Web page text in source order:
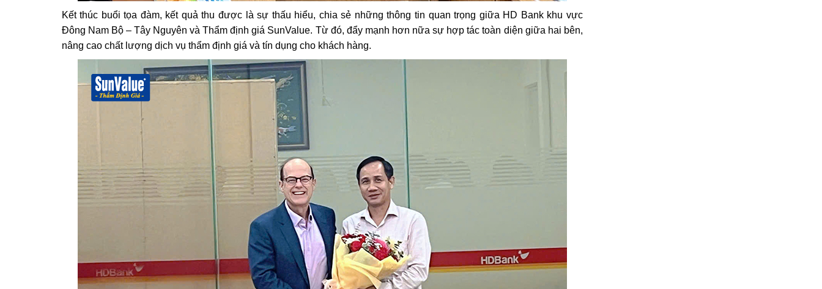
Kết thúc buổi tọa đàm, kết quả thu được là sự thấu hiểu, chia sẻ những thông tin quan trọng giữa HD Bank khu vực
Đông Nam Bộ – Tây Nguyên và Thẩm định giá SunValue. Từ đó, đẩy mạnh hơn nữa sự hợp tác toàn diện giữa hai bên,
nâng cao chất lượng dịch vụ thẩm định giá và tín dụng cho khách hàng.